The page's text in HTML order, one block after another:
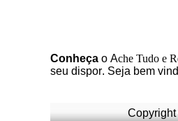
Conheça o Ache Tudo e
seu dispor. Seja bem